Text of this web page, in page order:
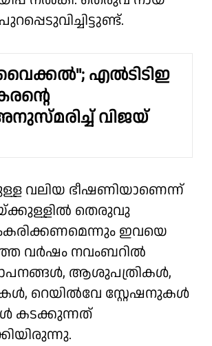
എല്‍ടിടിഇ
വിജയ്
വലിയ ഭീഷണിയാണെന്ന്
തെരുവു
ഇവയെ
വര്‍ഷം നവംബറില്‍
ആശുപത്രികള്‍,
റെയില്‍വേ സ്റ്റേഷനുകള്‍
കടക്കുന്നത്